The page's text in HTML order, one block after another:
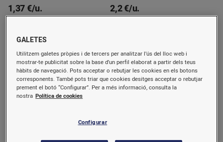
1,37 €/u. 2,2 €/u.
GALETES
Utilitzem galetes pròpies i de tercers per analitzar l’ús del lloc web i
mostrar-te publicitat sobre la base d’un perfil elaborat a partir dels teus
hàbits de navegació. Pots acceptar o rebutjar les cookies en els botons
corresponents. També pots triar que cookies desitges acceptar o rebutjar
prement el botó “Configurar”. Per a més informació, consulta la
nostra Política de cookies
Configurar